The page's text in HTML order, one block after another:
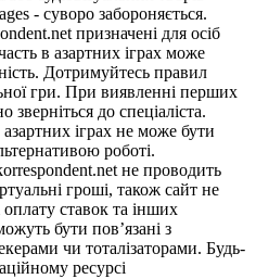
- суворо забороняється.
призначені для осіб
в азартних іграх може
Дотримуйтесь правил
гри. При виявленні перших
зверніться до спеціаліста.
іграх не може бути
роботі.
не проводить
гроші, також сайт не
ставок та інших
бути пов’язані з
чи тоталізаторами. Будь-
ресурсі